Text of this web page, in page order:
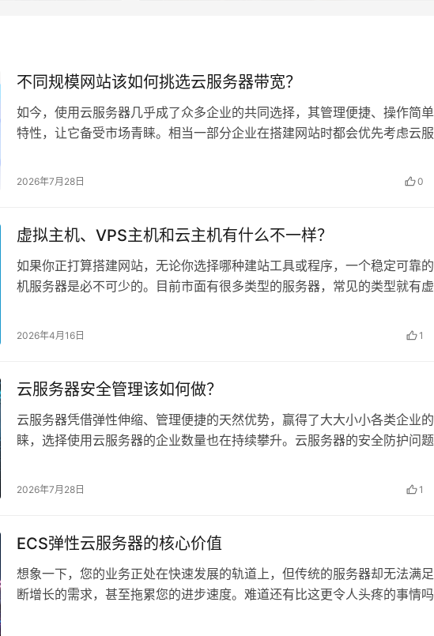
不同规模网站该如何挑选云服务器带宽？
如今，使用云服务器几乎成了众多企业的共同选择，其管理便捷、操作简
特性，让它备受市场青睐。相当一部分企业在搭建网站时都会优先考虑云
2026年7月28日 0
虚拟主机、VPS主机和云主机有什么不一样？
如果你正打算搭建网站，无论你选择哪种建站工具或程序，一个稳定可靠
机服务器是必不可少的。目前市面有很多类型的服务器，常见的类型就有
2026年4月16日 1
云服务器安全管理该如何做？
云服务器凭借弹性伸缩、管理便捷的天然优势，赢得了大大小小各类企业
睐，选择使用云服务器的企业数量也在持续攀升。云服务器的安全防护问
2026年7月28日 1
ECS弹性云服务器的核心价值
想象一下，您的业务正处在快速发展的轨道上，但传统的服务器却无法满
断增长的需求，甚至拖累您的进步速度。难道还有比这更令人头疼的事情